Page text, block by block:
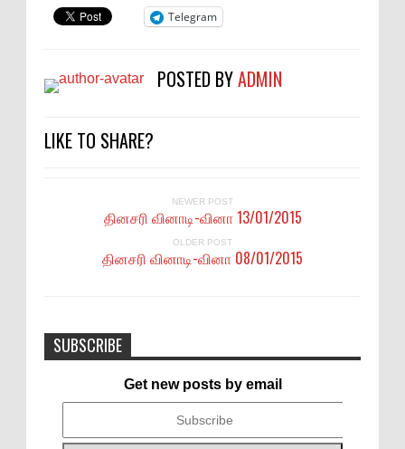
Telegram
POSTED BYADMIN
LIKE TO SHARE?
NEWER POST
தினசரி வினாடி-வினா 13/01/2015
OLDER POST
தினசரி வினாடி-வினா 08/01/2015
SUBSCRIBE
Get new posts by email